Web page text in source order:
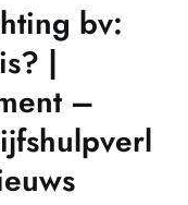
bv:
|
–